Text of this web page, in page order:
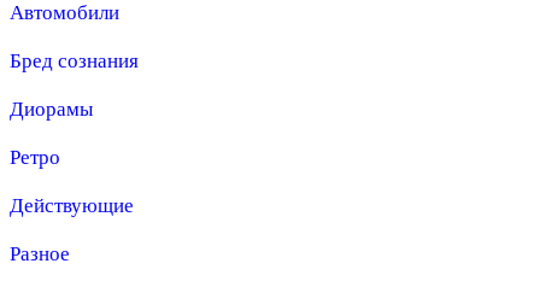
Автомобили
Бред сознания
Диорамы
Ретро
Действующие
Разное